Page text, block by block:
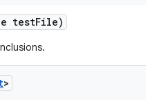
testFile)
>